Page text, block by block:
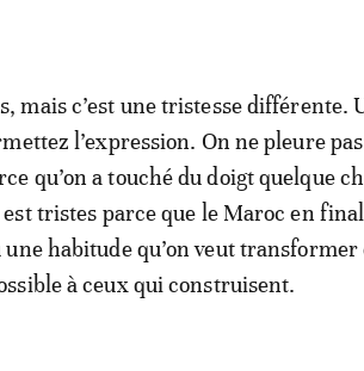
mais c’est une tristesse différente.
l’expression. On ne pleure
qu’on a touché du doigt quelque
tristes parce que le Maroc en
une habitude qu’on veut
à ceux qui construisent.